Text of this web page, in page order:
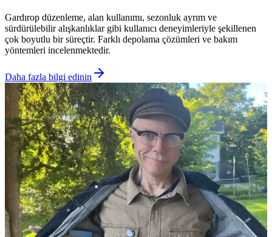
Gardırop düzenleme, alan kullanımı, sezonluk ayrım ve
sürdürülebilir alışkanlıklar gibi kullanıcı deneyimleriyle şekillenen
çok boyutlu bir süreçtir. Farklı depolama çözümleri ve bakım
yöntemleri incelenmektedir.
Daha fazla bilgi edinin